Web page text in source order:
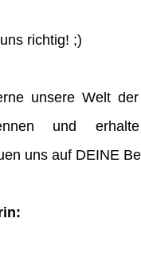
richtig! ;)
unsere Welt
und
uns auf DEINE